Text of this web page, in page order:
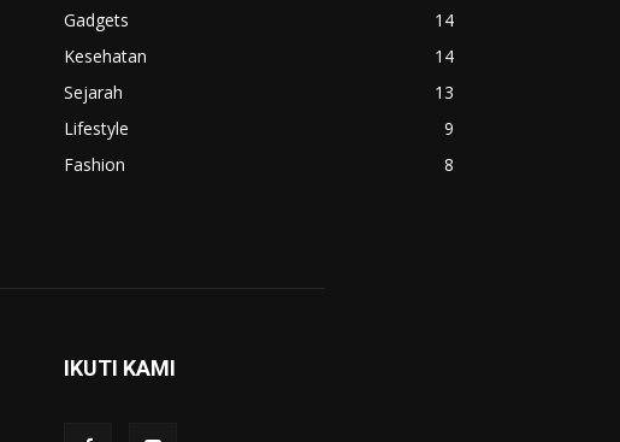
Gadgets
14
Kesehatan
14
Sejarah
13
Lifestyle
9
Fashion
8
IKUTI KAMI